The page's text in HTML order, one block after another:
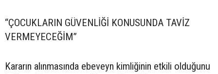
“ÇOCUKLARIN GÜVENLİĞİ KONUSUNDA TAVİZ
VERMEYECEĞİM”
Kararın alınmasında ebeveyn kimliğinin etkili olduğunu